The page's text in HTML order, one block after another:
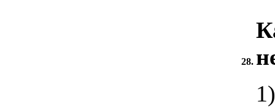
28.